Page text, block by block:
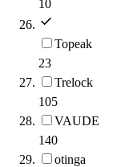
10
Topeak
23
Trelock
105
VAUDE
140
otinga